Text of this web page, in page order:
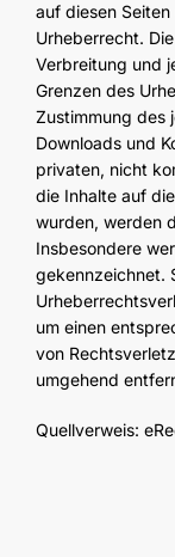
auf diesen
Urheberrecht.
Verbreitung und
Grenzen des
Zustimmung des
Downloads und
privaten, nicht
die Inhalte auf
wurden, werden
Insbesondere
gekennzeichnet.
um einen
von
umgehend
Quellverweis: